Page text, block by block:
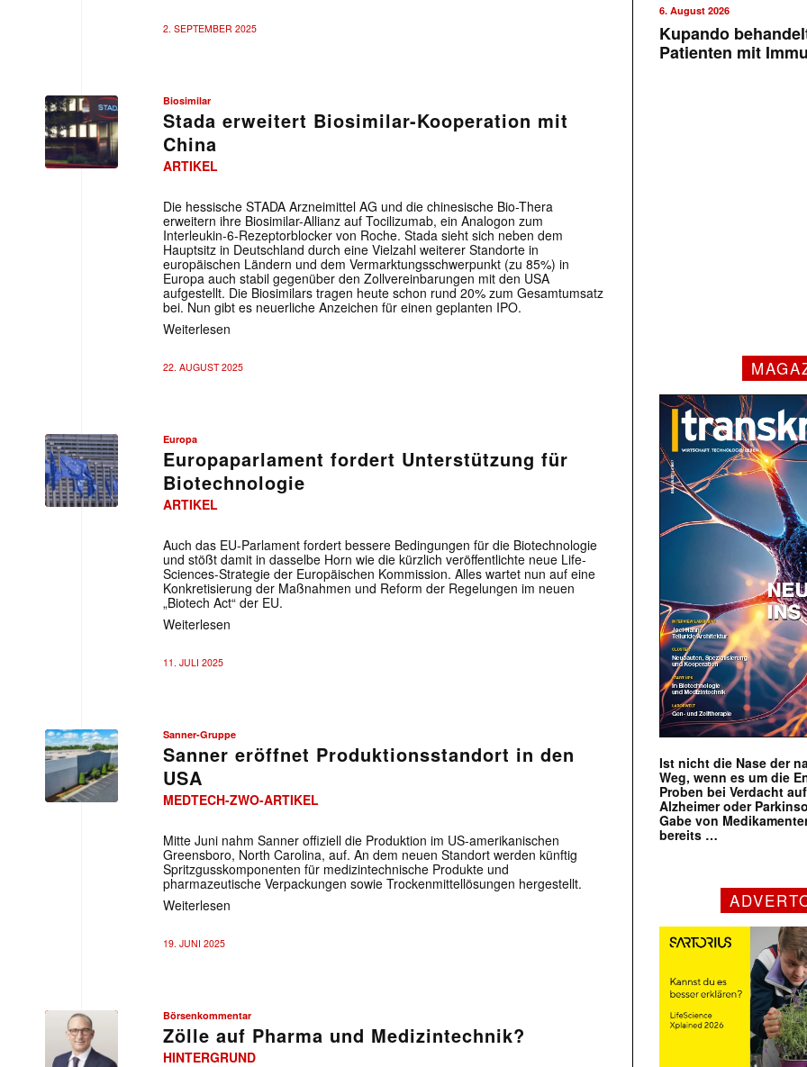
2. SEPTEMBER 2025
Biosimilar
Stada erweitert Biosimilar-Kooperation mit
China
ARTIKEL
Die hessische STADA Arzneimittel AG und die chinesische Bio-Thera
erweitern ihre Biosimilar-Allianz auf Tocilizumab, ein Analogon zum
Interleukin-6-Rezeptorblocker von Roche. Stada sieht sich neben dem
Hauptsitz in Deutschland durch eine Vielzahl weiterer Standorte in
europäischen Ländern und dem Vermarktungsschwerpunkt (zu 85%) in
Europa auch stabil gegenüber den Zollvereinbarungen mit den USA
aufgestellt. Die Biosimilars tragen heute schon rund 20% zum Gesamtumsatz
bei. Nun gibt es neuerliche Anzeichen für einen geplanten IPO.
Weiterlesen
22. AUGUST 2025
Europa
Europaparlament fordert Unterstützung für
Biotechnologie
ARTIKEL
Auch das EU-Parlament fordert bessere Bedingungen für die Biotechnologie
und stößt damit in dasselbe Horn wie die kürzlich veröffentlichte neue Life-
Sciences-Strategie der Europäischen Kommission. Alles wartet nun auf eine
Konkretisierung der Maßnahmen und Reform der Regelungen im neuen
„Biotech Act“ der EU.
Weiterlesen
11. JULI 2025
Sanner-Gruppe
Sanner eröffnet Produktionsstandort in den
USA
MEDTECH-ZWO-ARTIKEL
Mitte Juni nahm Sanner offiziell die Produktion im US-amerikanischen
Greensboro, North Carolina, auf. An dem neuen Standort werden künftig
Spritzgusskomponenten für medizintechnische Produkte und
pharmazeutische Verpackungen sowie Trockenmittellösungen hergestellt.
Weiterlesen
19. JUNI 2025
Börsenkommentar
Zölle auf Pharma und Medizintechnik?
HINTERGRUND
6. August 2026
Kupando
Patienten mit
Ist nicht die Nase der
Weg, wenn es um die
Proben bei Verdacht
Alzheimer oder
Gabe von
bereits …